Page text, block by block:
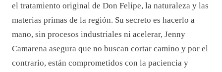
el tratamiento original de Don Felipe, la naturaleza y las
materias primas de la región. Su secreto es hacerlo a
mano, sin procesos industriales ni acelerar, Jenny
Camarena asegura que no buscan cortar camino y por el
contrario, están comprometidos con la paciencia y